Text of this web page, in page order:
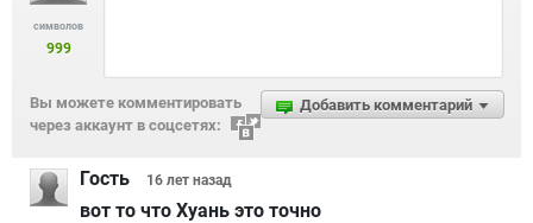
символов
999
Добавить комментарий
Вы можете комментировать
через аккаунт в соцсетях:
Гость 16 лет назад
вот то что Хуань это точно